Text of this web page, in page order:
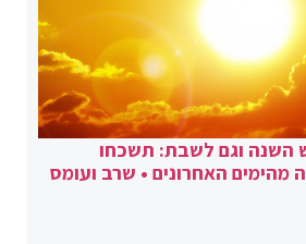
השנה וגם לשבת: תשכחו
מהימים האחרונים • שרב ועומס